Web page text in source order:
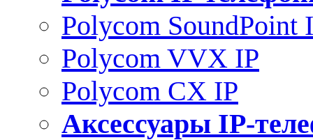
Polycom SoundPoint
Polycom VVX IP
Polycom CX IP
Аксессуары IP-